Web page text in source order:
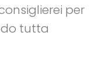
per
tutta